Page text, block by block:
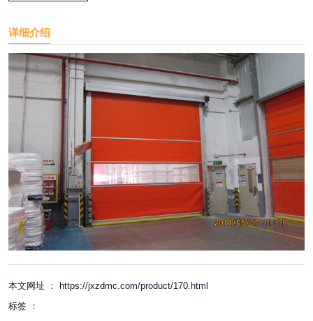
详细介绍
本文网址 ： https://jxzdmc.com/product/170.html
标签 ：